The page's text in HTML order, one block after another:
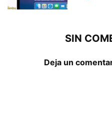
SIN
Deja un